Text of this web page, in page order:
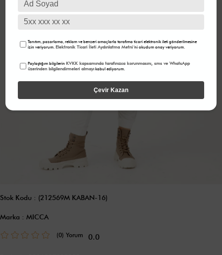
Stok Kodu (212569M KABAN-16)
Marka : MICCA
(0) 0.0
Tanıtım, pazarlama, reklam ve benzeri amaçlarla tarafıma ticari elektronik ileti gönderilmesine
izin veriyorum.Elektronik Ticari İleti Aydınlatma Metni 'ni okudum onay veriyorum.
Paylaştığım bilgilerinKVKK kapsamında tarafınızca korunmasını, sms ve WhatsApp
üzerinden bilgilendirmeleri almayı kabul ediyorum.
Çevir Kazan